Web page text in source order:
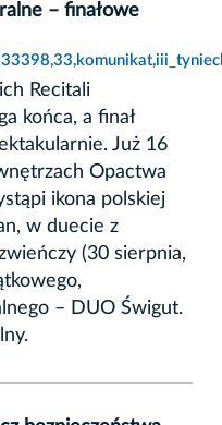
– finałowe
Recitali
końca, a finał
Już 16
Opactwa
ikona polskiej
w duecie z
(30 sierpnia,
– DUO Świgut.